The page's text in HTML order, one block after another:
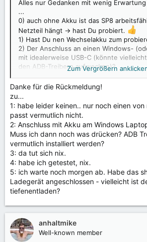
Alles nur Gedanken mit wenig
...
0) auch ohne Akku ist das SP8
Netzteil hängt -> hast Du probiert.
1) Hast Du nen Wechselakku zum
2) Der Anschluss an einen Windows-
mit idealerweise USB-C (könnte
den ADB-Treibern aufwecken)?
3) Wenn es nicht startet, wirst Du
Recovery-Menü kommen?
Frag mich nicht nach der
googeln oder nen Profi weiß
gedrückt werden müssen und welche
treffen solltest).
4) an eine Powerbank schließen.
5) Zuletzt dann den Support erst mal per
kontaktieren. Die haben dann bestimmt
einen solchen Fall oder notfalls dann
bisher gelesen habe, sind die Preise
nicht sogar nen Garantiefall ist.
Zum Vergrößern
Danke für die Rückmeldung!
zu...
1: habe leider keinen.. nur noch einen
passt vermutlich nicht.
2: Anschluss mit Akku am Windows
Muss ich dann noch was drücken? ADB
vermutlich installiert werden?
3: da tut sich nix.
4: habe ich getestet, nix.
5: ich warte noch morgen ab. Habe das
Ladegerät angeschlossen - vielleicht ist
tiefenentladen?
anhaltmike
Well-known member